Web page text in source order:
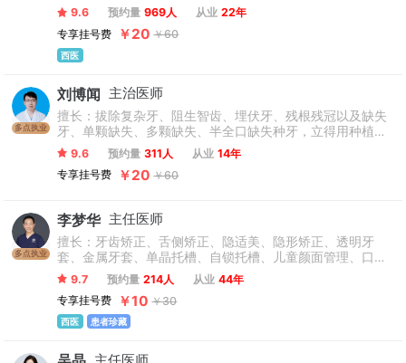
9.6 预约量 969人 从业 22年
专享挂号费
￥20 ￥60
西医
多点执业
刘博闻 主治医师
擅长：拔除复杂牙、阻生智齿、埋伏牙、残根残冠以及缺失
牙、单颗缺失、多颗缺失、半全口缺失种牙，立得用种植
牙。（不接诊颞颌关节、口腔粘膜相关疾病）
9.6 预约量 311人 从业 14年
专享挂号费
￥20 ￥60
多点执业
李梦华 主任医师
擅长：牙齿矫正、舌侧矫正、隐适美、隐形矫正、透明牙
套、金属牙套、单晶托槽、自锁托槽、儿童颜面管理、口腔
正畸、美学正畸、口腔正畸、地包天、反颌、牙齿拥挤、牙
缝、开颌。
9.7 预约量 214人 从业 44年
专享挂号费
￥10 ￥30
西医 患者珍藏